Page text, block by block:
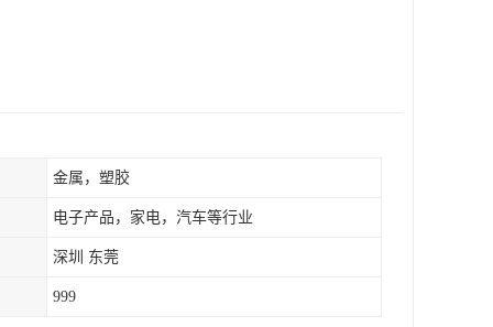
金属，塑胶
电子产品，家电，汽车等行业
深圳 东莞
999